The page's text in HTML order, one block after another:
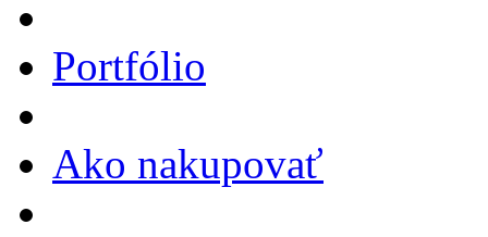
Portfólio
Ako nakupovať